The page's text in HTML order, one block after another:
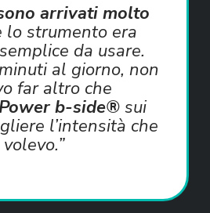
arrivati molto
lo strumento era
da usare.
al giorno, non
far altro che
b-side® sui
l’intensità che
volevo.”